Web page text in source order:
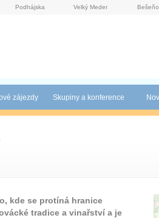
Podhájska Velký Meder
zájezdy Skupiny a konference
kde se protíná hranice
tradice a vinařství a je